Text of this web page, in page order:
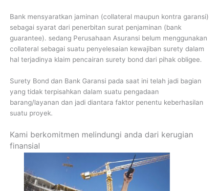
Bank mensyaratkan jaminan (collateral maupun kontra garansi)
sebagai syarat dari penerbitan surat penjaminan (bank
guarantee). sedang Perusahaan Asuransi belum menggunakan
collateral sebagai suatu penyelesaian kewajiban surety dalam
hal terjadinya klaim pencairan surety bond dari pihak obligee.
Surety Bond dan Bank Garansi pada saat ini telah jadi bagian
yang tidak terpisahkan dalam suatu pengadaan
barang/layanan dan jadi diantara faktor penentu keberhasilan
suatu proyek.
Kami berkomitmen melindungi anda dari kerugian
finansial